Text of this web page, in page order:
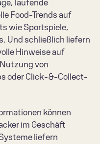
laufende
Food-Trends auf
wie Sportspiele,
Und schließlich liefern
Hinweise auf
von
oder Click-&-Collect-
können
im Geschäft
liefern